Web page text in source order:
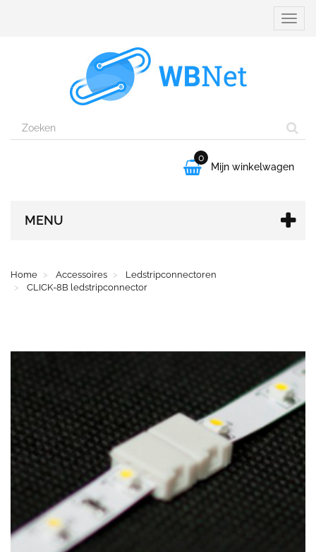

0
Mijn winkelwagen
MENU
Home Accessoires
Ledstripconnectoren
CLICK-8B ledstripconnector